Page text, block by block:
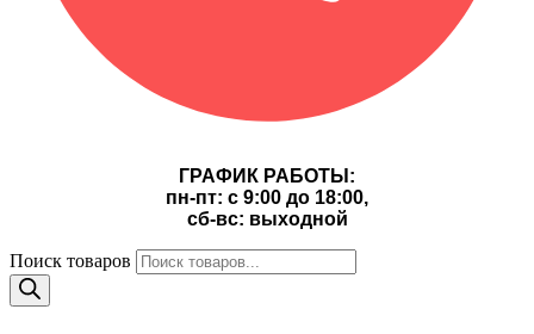
ГРАФИК РАБОТЫ:
пн-пт: с 9:00 до 18:00,
сб-вс: выходной
Поиск товаров